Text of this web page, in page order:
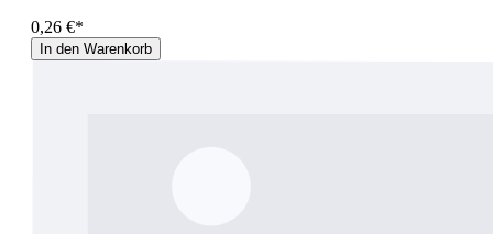
0,26 €*
In den Warenkorb